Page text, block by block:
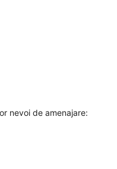
nevoi de amenajare: